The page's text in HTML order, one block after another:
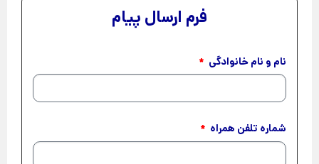
فرم ارسال پیام
نام و نام خانوادگی
شماره تلفن همراه